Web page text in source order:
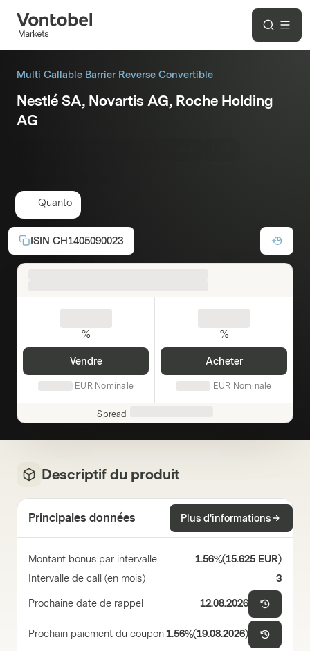
Multi Callable Barrier Reverse Convertible
Nestlé SA, Novartis AG, Roche Holding
AG
Quanto
ISIN CH1405090023
%
Vendre
EUR Nominale
%
Acheter
EUR Nominale
Spread
Descriptif du produit
Principales données Plus d'informations
Montant bonus par intervalle 1.56%(15.625 EUR)
Intervalle de call (en mois)
3
Prochaine date de rappel 12.08.2026
Prochain paiement du coupon1.56%(19.08.2026)